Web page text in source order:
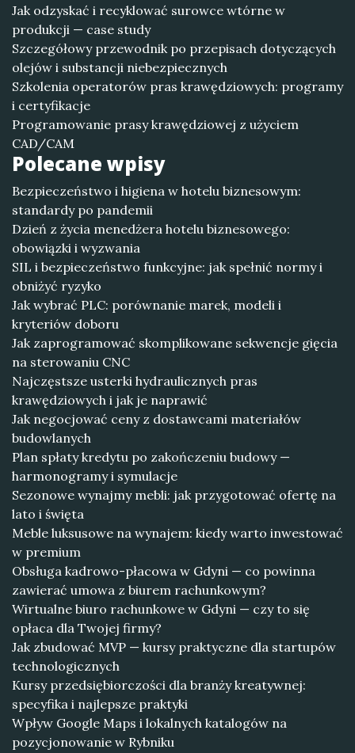
Jak odzyskać i recyklować surowce wtórne w
produkcji — case study
Szczegółowy przewodnik po przepisach dotyczących
olejów i substancji niebezpiecznych
Szkolenia operatorów pras krawędziowych: programy
i certyfikacje
Programowanie prasy krawędziowej z użyciem
CAD/CAM
Polecane wpisy
Bezpieczeństwo i higiena w hotelu biznesowym:
standardy po pandemii
Dzień z życia menedżera hotelu biznesowego:
obowiązki i wyzwania
SIL i bezpieczeństwo funkcyjne: jak spełnić normy i
obniżyć ryzyko
Jak wybrać PLC: porównanie marek, modeli i
kryteriów doboru
Jak zaprogramować skomplikowane sekwencje gięcia
na sterowaniu CNC
Najczęstsze usterki hydraulicznych pras
krawędziowych i jak je naprawić
Jak negocjować ceny z dostawcami materiałów
budowlanych
Plan spłaty kredytu po zakończeniu budowy —
harmonogramy i symulacje
Sezonowe wynajmy mebli: jak przygotować ofertę na
lato i święta
Meble luksusowe na wynajem: kiedy warto inwestować
w premium
Obsługa kadrowo-płacowa w Gdyni — co powinna
zawierać umowa z biurem rachunkowym?
Wirtualne biuro rachunkowe w Gdyni — czy to się
opłaca dla Twojej firmy?
Jak zbudować MVP — kursy praktyczne dla startupów
technologicznych
Kursy przedsiębiorczości dla branży kreatywnej:
specyfika i najlepsze praktyki
Wpływ Google Maps i lokalnych katalogów na
pozycjonowanie w Rybniku